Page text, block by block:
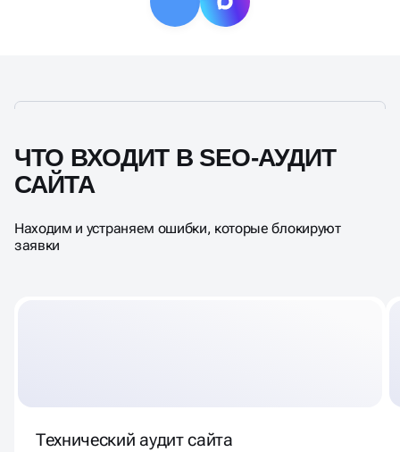
ЧТО ВХОДИТ В SEO-АУДИТ
САЙТА
Находим и устраняем ошибки, которые блокируют
заявки
Технический аудит сайта